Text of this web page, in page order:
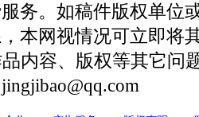
务。如稿件版权单位
本网视情况可立即将
内容、版权等其它问